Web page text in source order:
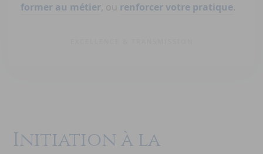
former au métier, ou renforcer votre pratique.
Initiation à la